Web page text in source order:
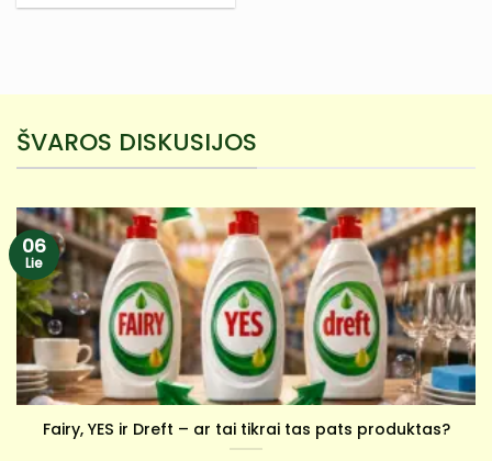
ŠVAROS DISKUSIJOS
Fairy, YES ir Dreft – ar tai tikrai tas pats produktas?
06
Lie